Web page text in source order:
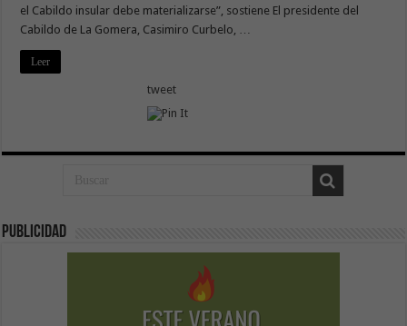
el Cabildo insular debe materializarse”, sostiene El presidente del
Cabildo de La Gomera, Casimiro Curbelo, …
Leer
tweet
Publicidad